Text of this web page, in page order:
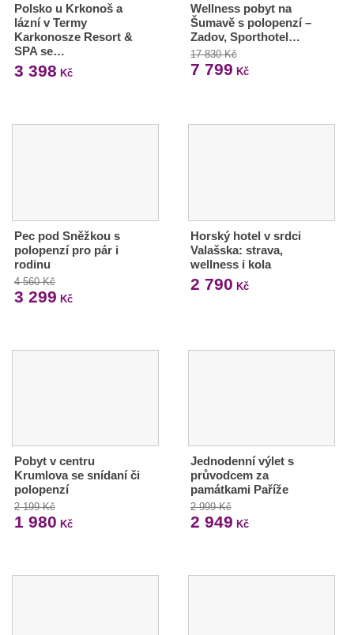
Polsko u Krkonoš a
lázní v Termy
Karkonosze Resort &
SPA se…
3 398 Kč
Wellness pobyt na
Šumavě s polopenzí –
Zadov, Sporthotel…
17 830 Kč
7 799 Kč
Pec pod Sněžkou s
polopenzí pro pár i
rodinu
4 560 Kč
3 299 Kč
Horský hotel v srdci
Valašska: strava,
wellness i kola
2 790 Kč
Pobyt v centru
Krumlova se snídaní či
polopenzí
2 199 Kč
1 980 Kč
Jednodenní výlet s
průvodcem za
památkami Paříže
2 999 Kč
2 949 Kč